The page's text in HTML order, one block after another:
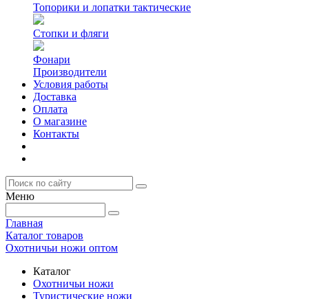
Топорики и лопатки тактические
Стопки и фляги
Фонари
Производители
Условия работы
Доставка
Оплата
О магазине
Контакты
Меню
Главная
Каталог товаров
Охотничьи ножи оптом
Каталог
Охотничьи ножи
Туристические ножи